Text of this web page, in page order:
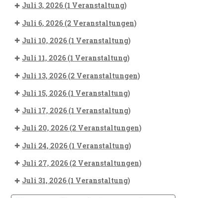
Juli 3, 2026 (1 Veranstaltung)
Juli 6, 2026 (2 Veranstaltungen)
Juli 10, 2026 (1 Veranstaltung)
Juli 11, 2026 (1 Veranstaltung)
Juli 13, 2026 (2 Veranstaltungen)
Juli 15, 2026 (1 Veranstaltung)
Juli 17, 2026 (1 Veranstaltung)
Juli 20, 2026 (2 Veranstaltungen)
Juli 24, 2026 (1 Veranstaltung)
Juli 27, 2026 (2 Veranstaltungen)
Juli 31, 2026 (1 Veranstaltung)